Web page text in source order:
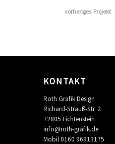
vorheriges Projekt
KONTAKT
Roth Grafik Design
Richard-Strauß-Str. 2
72805 Lichtenstein
info@roth-grafik.de
Mobil 0160 96913175